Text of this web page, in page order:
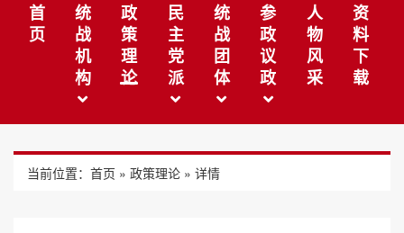
首
页
统
战
机
构
政
策
理
论
民
主
党
派
统
战
团
体
参
政
议
政
人
物
风
采
资
料
下
载
当前位置： 首页 » 政策理论 » 详情